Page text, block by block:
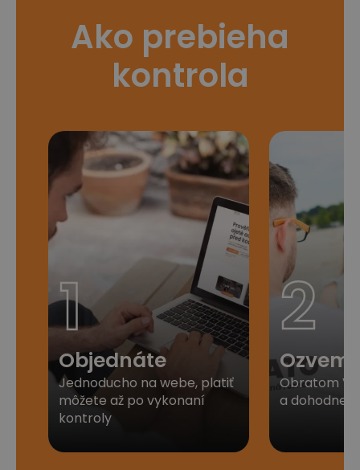
Ako prebieha
kontrola
1
Objednáte
Jednoducho na webe, platiť
môžete až po vykonaní
kontroly
2
Obratom
a